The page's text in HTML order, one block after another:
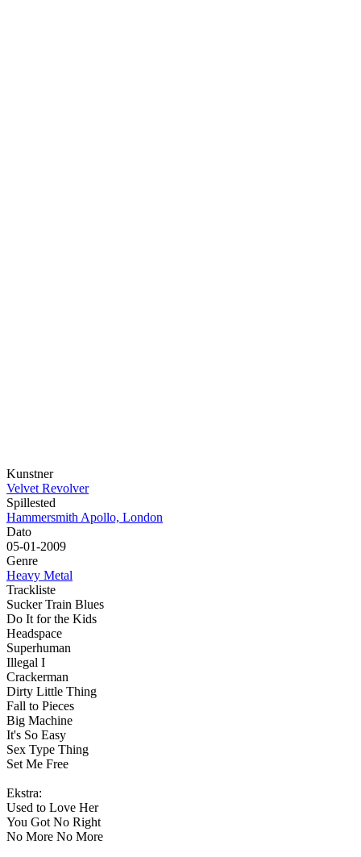
Kunstner
Velvet Revolver
Spillested
Hammersmith Apollo, London
Dato
05-01-2009
Genre
Heavy Metal
Trackliste
Sucker Train Blues
Do It for the Kids
Headspace
Superhuman
Illegal I
Crackerman
Dirty Little Thing
Fall to Pieces
Big Machine
It's So Easy
Sex Type Thing
Set Me Free
Ekstra:
Used to Love Her
You Got No Right
No More No More